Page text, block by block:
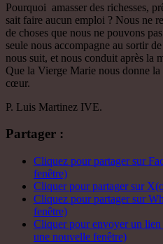
Pourquoi amasser des richesses,
sait faire aucun emploi ? Nous ne
de choses que nous ne pouvons
seule nous accompagne au sortir
nous suit, et nous conduit après la
Que la Vierge Marie nous donne la
cœur.
P. Luis Martinez IVE.
Partager :
Cliquez pour partager sur
fenêtre)
Cliquer pour partager sur
Cliquez pour partager sur
fenêtre)
Cliquer pour envoyer un
une nouvelle fenêtre)